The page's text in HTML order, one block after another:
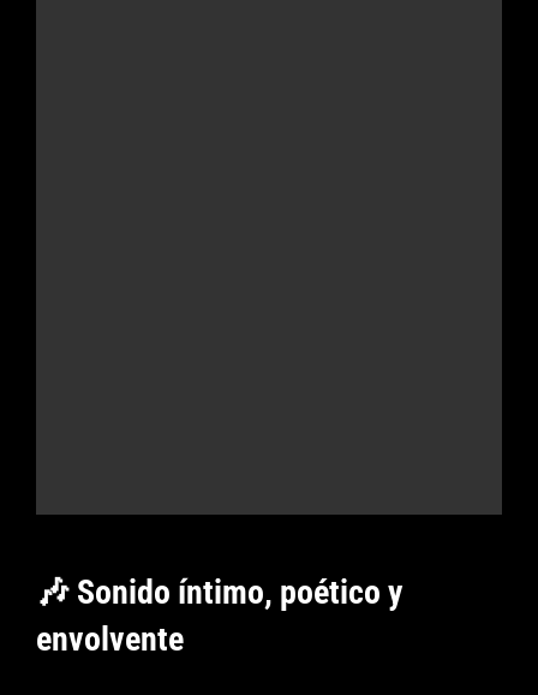
🎶 Sonido íntimo, poético y
envolvente